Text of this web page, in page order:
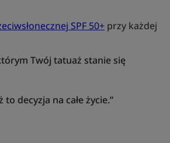
SPF 50+ przy każdej
Twój tatuaż stanie się
decyzja na całe życie.”